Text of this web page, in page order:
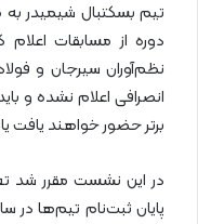
تیم بسکتبال شیمیدر
دوره از مسابقات
نظم‌آوران سیرجان و
انصرافی اعلام نشده و
برتر حضور خواهند یافت
در این نشست مقرر شد
پایان ثبت‌نام تیم‌ها در